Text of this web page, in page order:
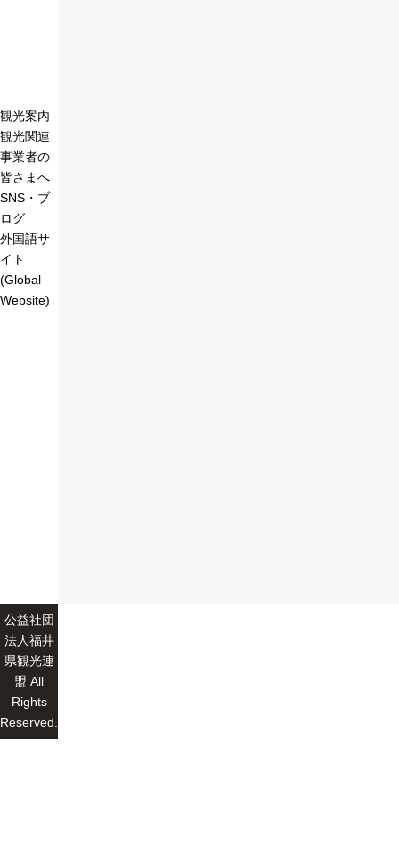
観光案内
観光関連
事業者の
皆さまへ
SNS・ブ
ログ
外国語サ
イト
(Global
Website)
公益社団
法人福井
県観光連
盟 All
Rights
Reserved.